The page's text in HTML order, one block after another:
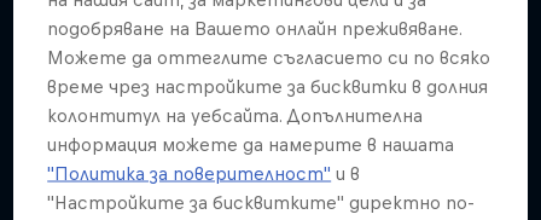
подобряване на Вашето онлайн преживяване.
Можете да оттеглите съгласието си по всяко
време чрез настройките за бисквитки в долния
колонтитул на уебсайта. Допълнителна
информация можете да намерите в нашата
"Политика за поверителност" и в
"Настройките за бисквитките" директно по-